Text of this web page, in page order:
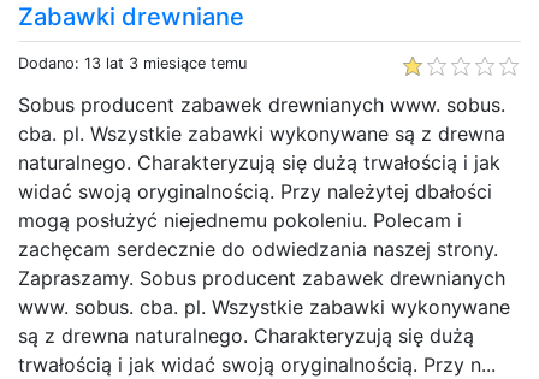
Zabawki drewniane
Dodano: 13 lat 3 miesiące temu
Sobus producent zabawek drewnianych www. sobus.
cba. pl. Wszystkie zabawki wykonywane są z drewna
naturalnego. Charakteryzują się dużą trwałością i jak
widać swoją oryginalnością. Przy należytej dbałości
mogą posłużyć niejednemu pokoleniu. Polecam i
zachęcam serdecznie do odwiedzania naszej strony.
Zapraszamy. Sobus producent zabawek drewnianych
www. sobus. cba. pl. Wszystkie zabawki wykonywane
są z drewna naturalnego. Charakteryzują się dużą
trwałością i jak widać swoją oryginalnością. Przy n...